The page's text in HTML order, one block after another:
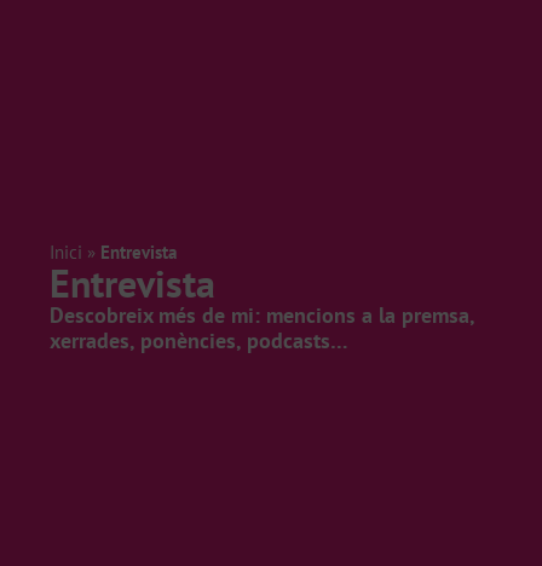
Inici » Entrevista
Entrevista
Descobreix més de mi: mencions a la premsa,
xerrades, ponències, podcasts…